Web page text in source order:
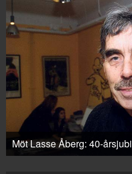
Möt Lasse Åberg: 40-